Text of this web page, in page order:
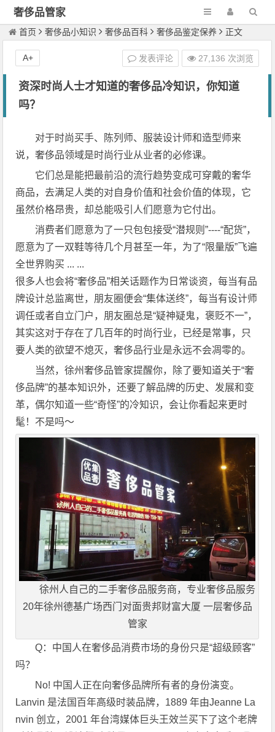
奢侈品管家
首页 奢侈品小知识 奢侈品百科 奢侈品鉴定保养 正文
资深时尚人士才知道的奢侈品冷知识，你知道
吗？
发表评论 27,136 次浏览
A+
对于时尚买手、陈列师、服装设计师和造型师来
说，奢侈品领域是时尚行业从业者的必修课。
它们总是能把最前沿的流行趋势变成可穿戴的奢华
商品，去满足人类的对自身价值和社会价值的体现，它
虽然价格昂贵，却总能吸引人们愿意为它付出。
消费者们愿意为了一只包包接受“潜规则”----“配货”，
愿意为了一双鞋等待几个月甚至一年，为了“限量版”飞遍
全世界购买 ... ...
很多人也会将“奢侈品”相关话题作为日常谈资，每当有品
牌设计总监离世，朋友圈便会“集体送终”，每当有设计师
调任或者自立门户，朋友圈总是“疑神疑鬼，褒贬不一”，
其实这对于存在了几百年的时尚行业，已经是常事，只
要人类的欲望不熄灭，奢侈品行业是永远不会凋零的。
当然，徐州奢侈品管家提醒你，除了要知道关于“奢
侈品牌”的基本知识外，还要了解品牌的历史、发展和变
革，偶尔知道一些“奇怪”的冷知识，会让你看起来更时
髦！不是吗～
徐州人自己的二手奢侈品服务商，专业奢侈品服务
20年徐州德基广场西门对面贵邦财富大厦 一层奢侈品
管家
Q：中国人在奢侈品消费市场的身份只是“超级顾客”
吗？
No! 中国人正在向奢侈品牌所有者的身份演变。
Lanvin 是法国百年高级时装品牌，1889 年由Jeanne La
nvin 创立，2001 年台湾媒体巨头王效兰买下了这个老牌